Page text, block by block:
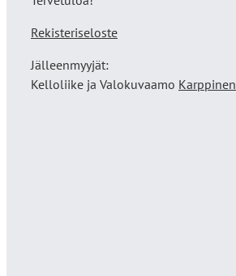
Rekisteriseloste
Jälleenmyyjät:
Kelloliike ja Valokuvaamo Karppinen